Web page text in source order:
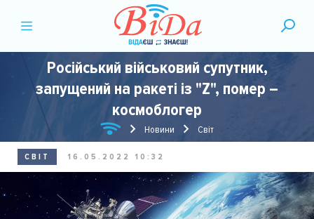
Російський військовий супутник,
запущений на ракеті із "Z", помер –
космоблогер
Новини Світ
СВІТ 16.05.2022 10:32